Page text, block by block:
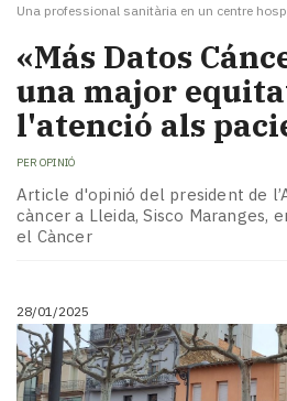
Una professional sanitària en un centre
«Más Datos
una major
l'atenció als
PER OPINIÓ
Article d'opinió del president de
càncer a Lleida, Sisco Maranges,
el Càncer
28/01/2025